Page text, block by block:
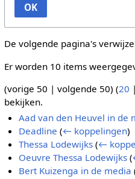
OK
De volgende pagina's
Er worden 10 items
(vorige 50 | volgende 50) (20 |
bekijken.
Aad van den Heuvel in de
Deadline (← koppelingen)
Thessa Lodewijks (←
Oeuvre Thessa Lodewijks (
Bert Kuizenga in de media